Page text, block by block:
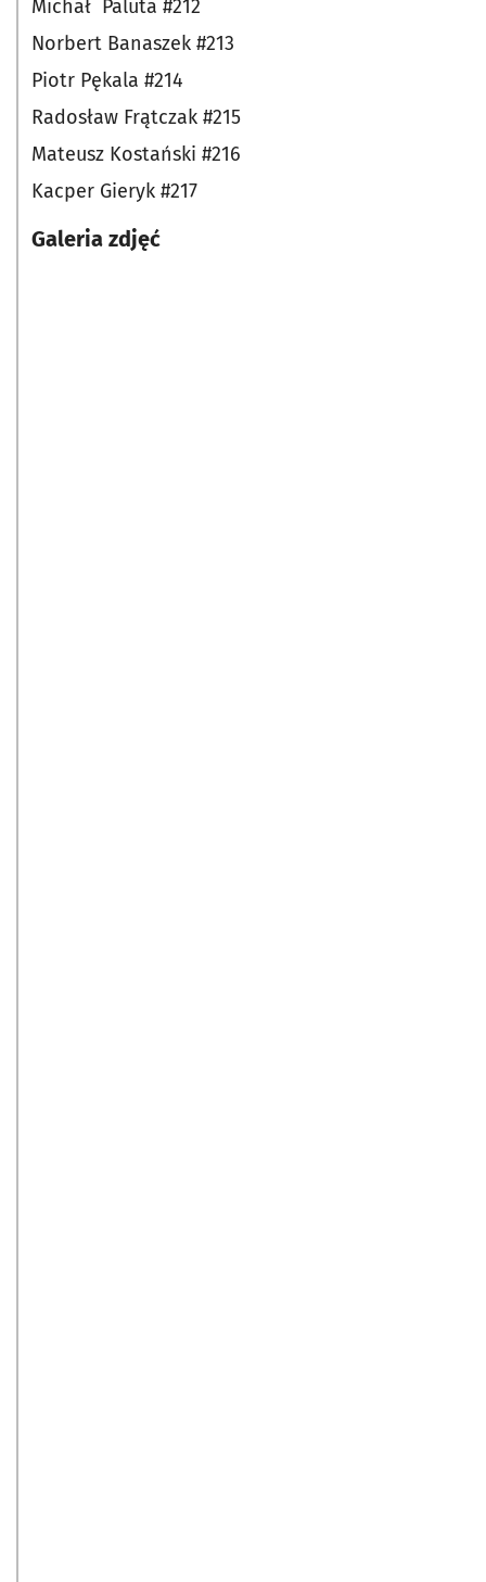
Michał Paluta #212
Norbert Banaszek #213
Piotr Pękala #214
Radosław Frątczak #215
Mateusz Kostański #216
Kacper Gieryk #217
Galeria zdjęć